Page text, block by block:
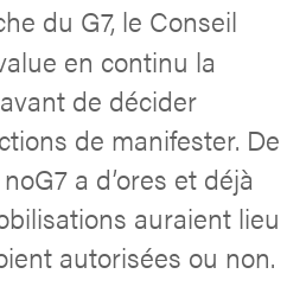
du G7, le Conseil
en continu la
de décider
de manifester. De
a d’ores et déjà
auraient lieu
autorisées ou non.